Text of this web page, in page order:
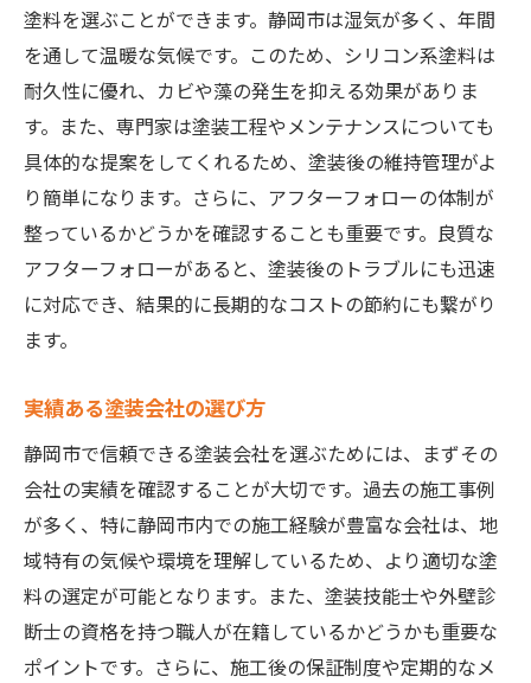
塗料を選ぶことができます。静岡市は湿気が多く、年間
を通して温暖な気候です。このため、シリコン系塗料は
耐久性に優れ、カビや藻の発生を抑える効果がありま
す。また、専門家は塗装工程やメンテナンスについても
具体的な提案をしてくれるため、塗装後の維持管理がよ
り簡単になります。さらに、アフターフォローの体制が
整っているかどうかを確認することも重要です。良質な
アフターフォローがあると、塗装後のトラブルにも迅速
に対応でき、結果的に長期的なコストの節約にも繋がり
ます。
実績ある塗装会社の選び方
静岡市で信頼できる塗装会社を選ぶためには、まずその
会社の実績を確認することが大切です。過去の施工事例
が多く、特に静岡市内での施工経験が豊富な会社は、地
域特有の気候や環境を理解しているため、より適切な塗
料の選定が可能となります。また、塗装技能士や外壁診
断士の資格を持つ職人が在籍しているかどうかも重要な
ポイントです。さらに、施工後の保証制度や定期的なメ